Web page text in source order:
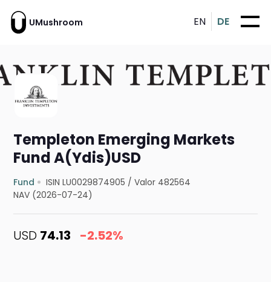
UMushroom EN DE
Templeton Emerging Markets
Fund A(Ydis)USD
Fund ISIN LU0029874905 /Valor 482564
NAV (2026-07-24)
USD 74.13 -2.52%